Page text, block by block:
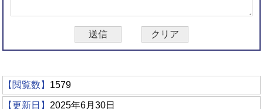
【閲覧数】 1579
【更新日】 2025年6月30日